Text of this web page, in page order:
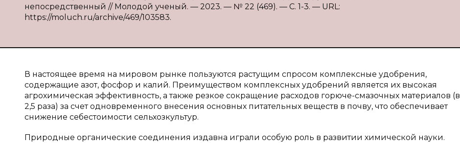
непосредственный // Молодой ученый. — 2023. — № 22 (469). — С. 1-3. — URL:
https://moluch.ru/archive/469/103583.
В настоящее время на мировом рынке пользуются растущим спросом комплексные удобрения,
содержащие азот, фосфор и калий. Преимуществом комплексных удобрений является их высокая
агрохимическая эффективность, а также резкое сокращение расходов горюче-смазочных материалов (в
2,5 раза) за счет одновременного внесения основных питательных веществ в почву, что обеспечивает
снижение себестоимости сельхозкультур.
Природные органические соединения издавна играли особую роль в развитии химической науки.